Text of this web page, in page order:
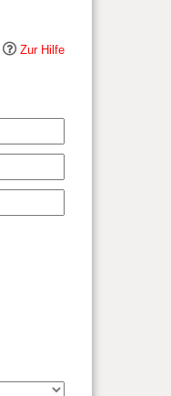
Zur Hilfe